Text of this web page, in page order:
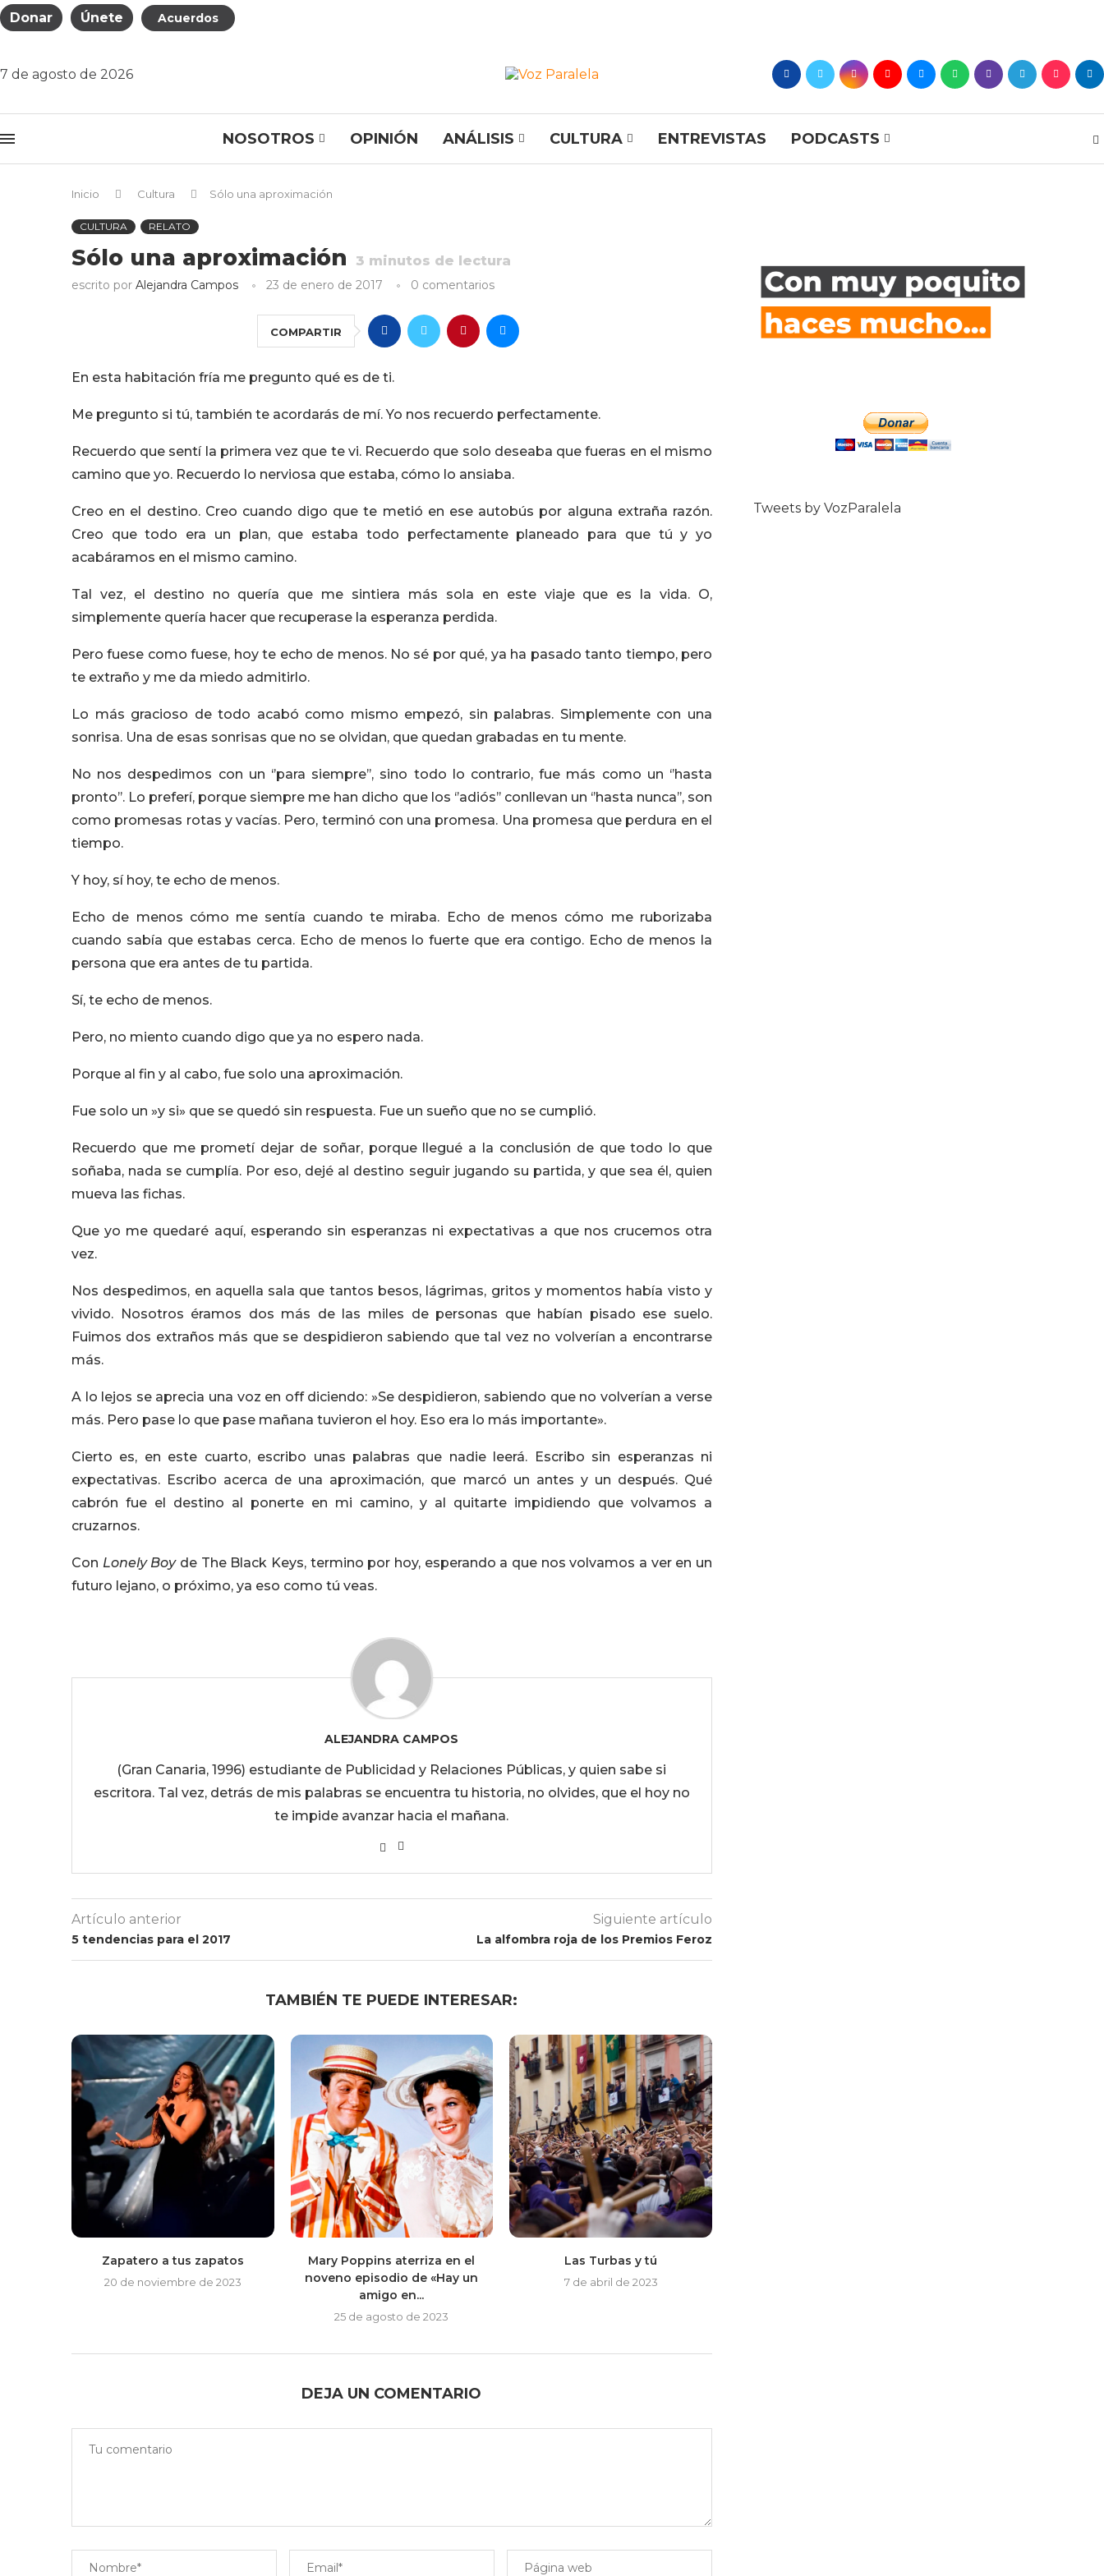
Donar Únete Acuerdos
7 de agosto de 2026
NOSOTROS OPINIÓN ANÁLISIS CULTURA ENTREVISTAS PODCASTS
Inicio Cultura Sólo una aproximación
CULTURA RELATO
Sólo una aproximación 3 minutos de lectura
escrito por Alejandra Campos 23 de enero de 2017 0 comentarios
COMPARTIR
En esta habitación fría me pregunto qué es de ti.
Me pregunto si tú, también te acordarás de mí. Yo nos recuerdo perfectamente.
Recuerdo que sentí la primera vez que te vi. Recuerdo que solo deseaba que fueras en el mismo
camino que yo. Recuerdo lo nerviosa que estaba, cómo lo ansiaba.
Creo en el destino. Creo cuando digo que te metió en ese autobús por alguna extraña razón.
Creo que todo era un plan, que estaba todo perfectamente planeado para que tú y yo
acabáramos en el mismo camino.
Tal vez, el destino no quería que me sintiera más sola en este viaje que es la vida. O,
simplemente quería hacer que recuperase la esperanza perdida.
Pero fuese como fuese, hoy te echo de menos. No sé por qué, ya ha pasado tanto tiempo, pero
te extraño y me da miedo admitirlo.
Lo más gracioso de todo acabó como mismo empezó, sin palabras. Simplemente con una
sonrisa. Una de esas sonrisas que no se olvidan, que quedan grabadas en tu mente.
No nos despedimos con un ‘’para siempre’’, sino todo lo contrario, fue más como un ‘’hasta
pronto’’. Lo preferí, porque siempre me han dicho que los ‘’adiós’’ conllevan un ‘’hasta nunca’’, son
como promesas rotas y vacías. Pero, terminó con una promesa. Una promesa que perdura en el
tiempo.
Y hoy, sí hoy, te echo de menos.
Echo de menos cómo me sentía cuando te miraba. Echo de menos cómo me ruborizaba
cuando sabía que estabas cerca. Echo de menos lo fuerte que era contigo. Echo de menos la
persona que era antes de tu partida.
Sí, te echo de menos.
Pero, no miento cuando digo que ya no espero nada.
Porque al fin y al cabo, fue solo una aproximación.
Fue solo un »y si» que se quedó sin respuesta. Fue un sueño que no se cumplió.
Recuerdo que me prometí dejar de soñar, porque llegué a la conclusión de que todo lo que
soñaba, nada se cumplía. Por eso, dejé al destino seguir jugando su partida, y que sea él, quien
mueva las fichas.
Que yo me quedaré aquí, esperando sin esperanzas ni expectativas a que nos crucemos otra
vez.
Nos despedimos, en aquella sala que tantos besos, lágrimas, gritos y momentos había visto y
vivido. Nosotros éramos dos más de las miles de personas que habían pisado ese suelo.
Fuimos dos extraños más que se despidieron sabiendo que tal vez no volverían a encontrarse
más.
A lo lejos se aprecia una voz en off diciendo: »Se despidieron, sabiendo que no volverían a verse
más. Pero pase lo que pase mañana tuvieron el hoy. Eso era lo más importante».
Cierto es, en este cuarto, escribo unas palabras que nadie leerá. Escribo sin esperanzas ni
expectativas. Escribo acerca de una aproximación, que marcó un antes y un después. Qué
cabrón fue el destino al ponerte en mi camino, y al quitarte impidiendo que volvamos a
cruzarnos.
Con Lonely Boyde The Black Keys, termino por hoy, esperando a que nos volvamos a ver en un
futuro lejano, o próximo, ya eso como tú veas.
ALEJANDRA CAMPOS
(Gran Canaria, 1996) estudiante de Publicidad y Relaciones Públicas, y quien sabe si
escritora. Tal vez, detrás de mis palabras se encuentra tu historia, no olvides, que el hoy no
te impide avanzar hacia el mañana.
Artículo anterior
5 tendencias para el 2017
Siguiente artículo
La alfombra roja de los Premios Feroz
TAMBIÉN TE PUEDE INTERESAR:
Zapatero a tus zapatos
20 de noviembre de 2023
Mary Poppins aterriza en el
noveno episodio de «Hay un
amigo en...
25 de agosto de 2023
Las Turbas y tú
7 de abril de 2023
DEJA UN COMENTARIO
Tweets by VozParalela